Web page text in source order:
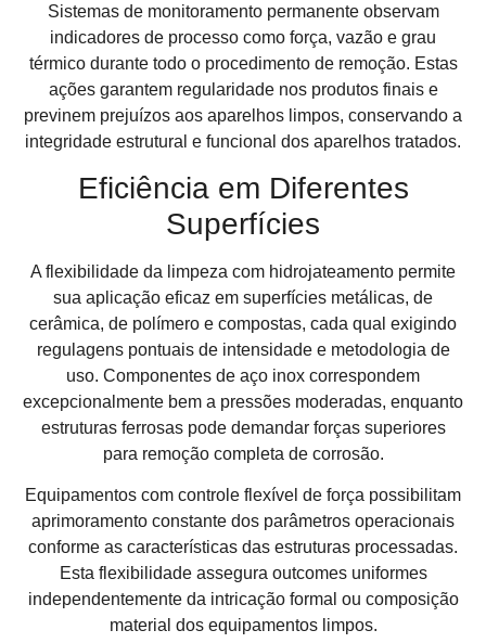
Sistemas de monitoramento permanente observam
indicadores de processo como força, vazão e grau
térmico durante todo o procedimento de remoção. Estas
ações garantem regularidade nos produtos finais e
previnem prejuízos aos aparelhos limpos, conservando a
integridade estrutural e funcional dos aparelhos tratados.
Eficiência em Diferentes
Superfícies
A flexibilidade da limpeza com hidrojateamento permite
sua aplicação eficaz em superfícies metálicas, de
cerâmica, de polímero e compostas, cada qual exigindo
regulagens pontuais de intensidade e metodologia de
uso. Componentes de aço inox correspondem
excepcionalmente bem a pressões moderadas, enquanto
estruturas ferrosas pode demandar forças superiores
para remoção completa de corrosão.
Equipamentos com controle flexível de força possibilitam
aprimoramento constante dos parâmetros operacionais
conforme as características das estruturas processadas.
Esta flexibilidade assegura outcomes uniformes
independentemente da intricação formal ou composição
material dos equipamentos limpos.